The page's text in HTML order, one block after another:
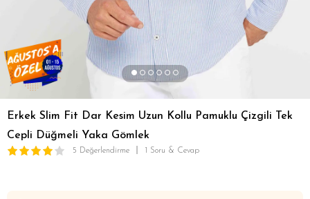
Erkek Slim Fit Dar Kesim Uzun Kollu Pamuklu Çizgili Tek
Cepli Düğmeli Yaka Gömlek
5 Değerlendirme 1 Soru & Cevap